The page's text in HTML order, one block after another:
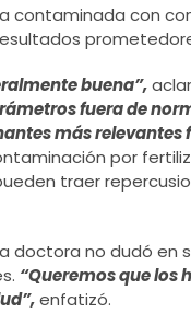
contaminada con
buena”,
fuera de
más relevantes
por
traer
doctora no dudó en
“Queremos que los
enfatizó.